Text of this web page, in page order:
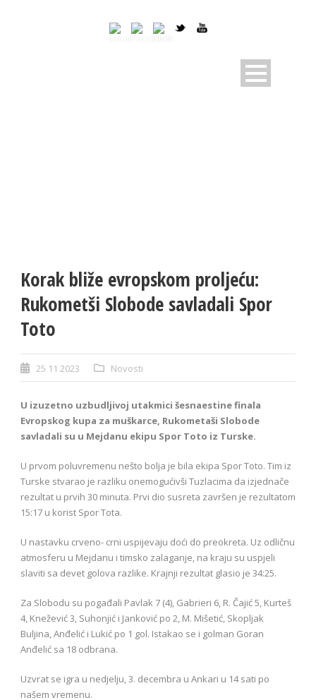
Korak bliže evropskom proljeću:
Rukometši Slobode savladali Spor
Toto
25 11 2023 Novosti
U izuzetno uzbudljivoj utakmici šesnaestine finala
Evropskog kupa za muškarce, Rukometaši Slobode
savladali su u Mejdanu ekipu Spor Toto iz Turske.
U prvom poluvremenu nešto bolja je bila ekipa Spor Toto. Tim iz
Turske stvarao je razliku onemogućivši Tuzlacima da izjednače
rezultat u prvih 30 minuta. Prvi dio susreta završen je rezultatom
15:17 u korist Spor Tota.
U nastavku crveno- crni uspijevaju doći do preokreta. Uz odličnu
atmosferu u Mejdanu i timsko zalaganje, na kraju su uspjeli
slaviti sa devet golova razlike. Krajnji rezultat glasio je 34:25.
Za Slobodu su pogađali Pavlak 7 (4), Gabrieri 6, R. Čajić 5, Kurteš
4, Knežević 3, Suhonjić i Janković po 2, M. Mišetić, Skopljak
Buljina, Anđelić i Lukić po 1 gol. Istakao se i golman Goran
Anđelić sa 18 odbrana.
Uzvrat se igra u nedjelju, 3. decembra u Ankari u 14 sati po
našem vremenu.